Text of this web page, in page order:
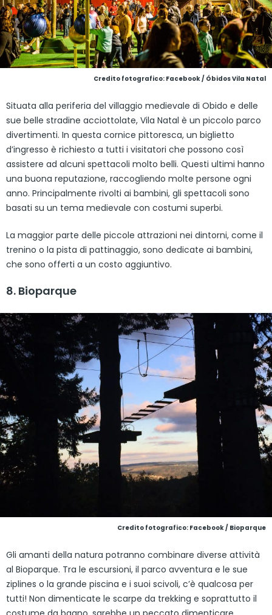
Credito fotografico: Facebook / Óbidos Vila Natal
Situata alla periferia del villaggio medievale di Obido e delle
sue belle stradine acciottolate, Vila Natal è un piccolo parco
divertimenti. In questa cornice pittoresca, un biglietto
d’ingresso è richiesto a tutti i visitatori che possono così
assistere ad alcuni spettacoli molto belli. Questi ultimi hanno
una buona reputazione, raccogliendo molte persone ogni
anno. Principalmente rivolti ai bambini, gli spettacoli sono
basati su un tema medievale con costumi superbi.
La maggior parte delle piccole attrazioni nei dintorni, come il
trenino o la pista di pattinaggio, sono dedicate ai bambini,
che sono offerti a un costo aggiuntivo.
8. Bioparque
Credito fotografico: Facebook / Bioparque
Gli amanti della natura potranno combinare diverse attività
al Bioparque. Tra le escursioni, il parco avventura e le sue
ziplines o la grande piscina e i suoi scivoli, c’è qualcosa per
tutti! Non dimenticate le scarpe da trekking e soprattutto il